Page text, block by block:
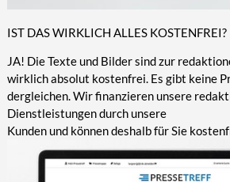
IST DAS WIRKLICH ALLES KOSTENFREI?
JA! Die Texte und Bilder sind zur
wirklich absolut kostenfrei. Es gibt keine
dergleichen. Wir finanzieren unsere
Dienstleistungen durch unsere
Kunden und können deshalb für Sie